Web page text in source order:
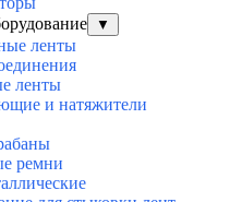
▼
ленты
ленты
и натяжители
ремни